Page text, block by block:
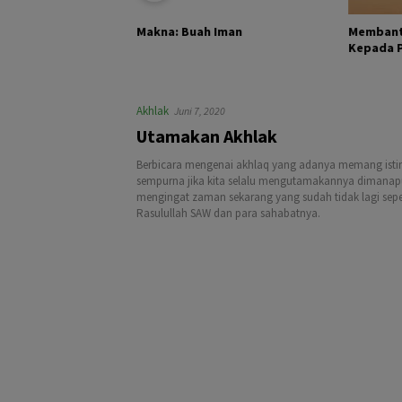
Makna: Buah Iman
Kepada
Akhlak Juni 7, 2020
Utamakan Akhlak
Berbicara mengenai akhlaq yang adanya memang
sempurna jika kita selalu mengutamakannya
mengingat zaman sekarang yang sudah tidak lagi
Rasulullah SAW dan para sahabatnya.